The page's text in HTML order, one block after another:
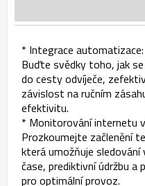
* Integrace automatizace:
Buďte svědky toho, jak
do cesty odvíječe,
závislost na ručním
efektivitu.
* Monitorování internetu
Prozkoumejte začlenění
která umožňuje sledování
čase, prediktivní údržbu a
pro optimální provoz.